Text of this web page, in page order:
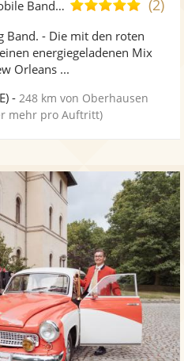
Fotos
5,0
5
(2)
Ensemble/Musikgruppe, Mobile Band/Walking Act
Band. - Die mit den roten
energiegeladenen Mix
Orleans ...
- 248 km von Oberhausen
mehr pro Auftritt)